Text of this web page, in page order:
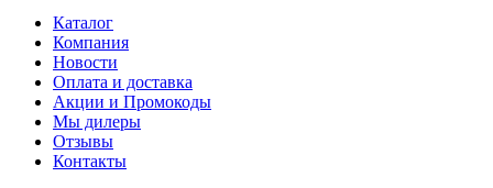
Каталог
Компания
Новости
Оплата и доставка
Акции и Промокоды
Мы дилеры
Отзывы
Контакты